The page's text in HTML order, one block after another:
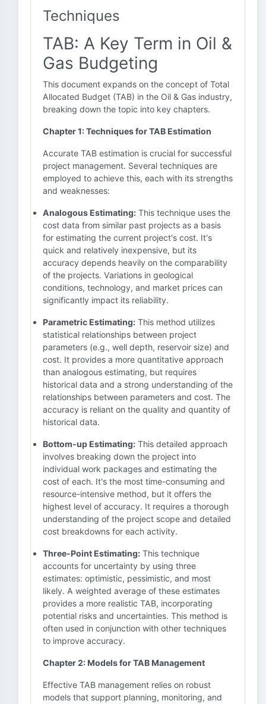
Techniques
TAB: A Key Term in Oil &
Gas Budgeting
This document expands on the concept of Total
Allocated Budget (TAB) in the Oil & Gas industry,
breaking down the topic into key chapters.
Chapter 1: Techniques for TAB Estimation
Accurate TAB estimation is crucial for successful
project management. Several techniques are
employed to achieve this, each with its strengths
and weaknesses:
Analogous Estimating: This technique uses the
cost data from similar past projects as a basis
for estimating the current project's cost. It's
quick and relatively inexpensive, but its
accuracy depends heavily on the comparability
of the projects. Variations in geological
conditions, technology, and market prices can
significantly impact its reliability.
Parametric Estimating: This method utilizes
statistical relationships between project
parameters (e.g., well depth, reservoir size) and
cost. It provides a more quantitative approach
than analogous estimating, but requires
historical data and a strong understanding of the
relationships between parameters and cost. The
accuracy is reliant on the quality and quantity of
historical data.
Bottom-up Estimating: This detailed approach
involves breaking down the project into
individual work packages and estimating the
cost of each. It's the most time-consuming and
resource-intensive method, but it offers the
highest level of accuracy. It requires a thorough
understanding of the project scope and detailed
cost breakdowns for each activity.
Three-Point Estimating: This technique
accounts for uncertainty by using three
estimates: optimistic, pessimistic, and most
likely. A weighted average of these estimates
provides a more realistic TAB, incorporating
potential risks and uncertainties. This method is
often used in conjunction with other techniques
to improve accuracy.
Chapter 2: Models for TAB Management
Effective TAB management relies on robust
models that support planning, monitoring, and